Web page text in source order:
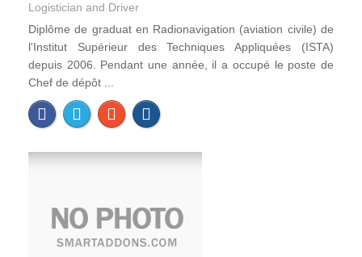
Logistician and Driver
Diplôme de graduat en Radionavigation (aviation civile) de
l'Institut Supérieur des Techniques Appliquées (ISTA)
depuis 2006. Pendant une année, il a occupé le poste de
Chef de dépôt ...